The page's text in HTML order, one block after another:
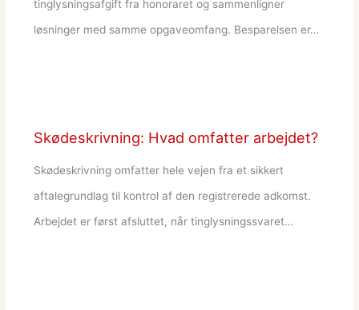
tinglysningsafgift fra honoraret og sammenligner
løsninger med samme opgaveomfang. Besparelsen er…
Skødeskrivning: Hvad omfatter arbejdet?
Skødeskrivning omfatter hele vejen fra et sikkert
aftalegrundlag til kontrol af den registrerede adkomst.
Arbejdet er først afsluttet, når tinglysningssvaret…